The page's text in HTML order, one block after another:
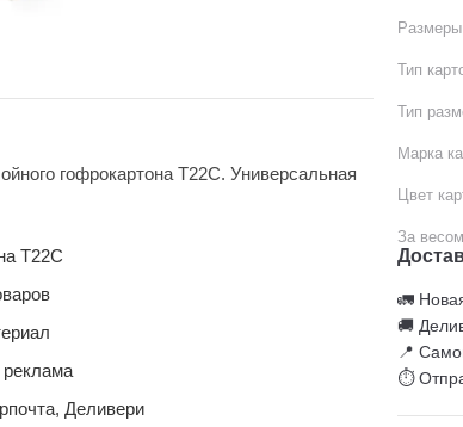
гофрокартона Т22С. Универсальная
Т22С
Деливери
Тип
Тип
Марка
Цвет
За
🚛
🚚
📍
⏱